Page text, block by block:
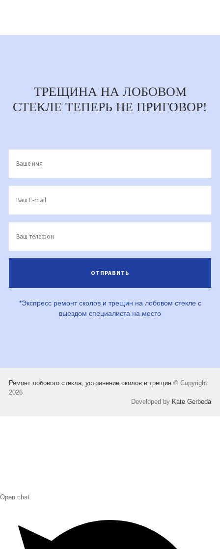
ТРЕЩИНА НА ЛОБОВОМ
СТЕКЛЕ ТЕПЕРЬ НЕ ПРИГОВОР!
*Экспресс ремонт сколов и трещин на лобовом стекле с
выездом специалиста на место
Ремонт лобового стекла, устранение сколов и трещин © Copyright
2026
Developed byKate Gerbeda
Open chat